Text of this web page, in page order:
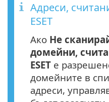
Адреси,
ESET
Ако Не
домейни,
ESET е
домейните в
адреси,